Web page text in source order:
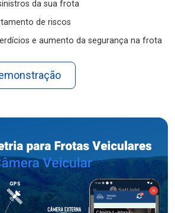
da sua frota
de riscos
e aumento da segurança na frota